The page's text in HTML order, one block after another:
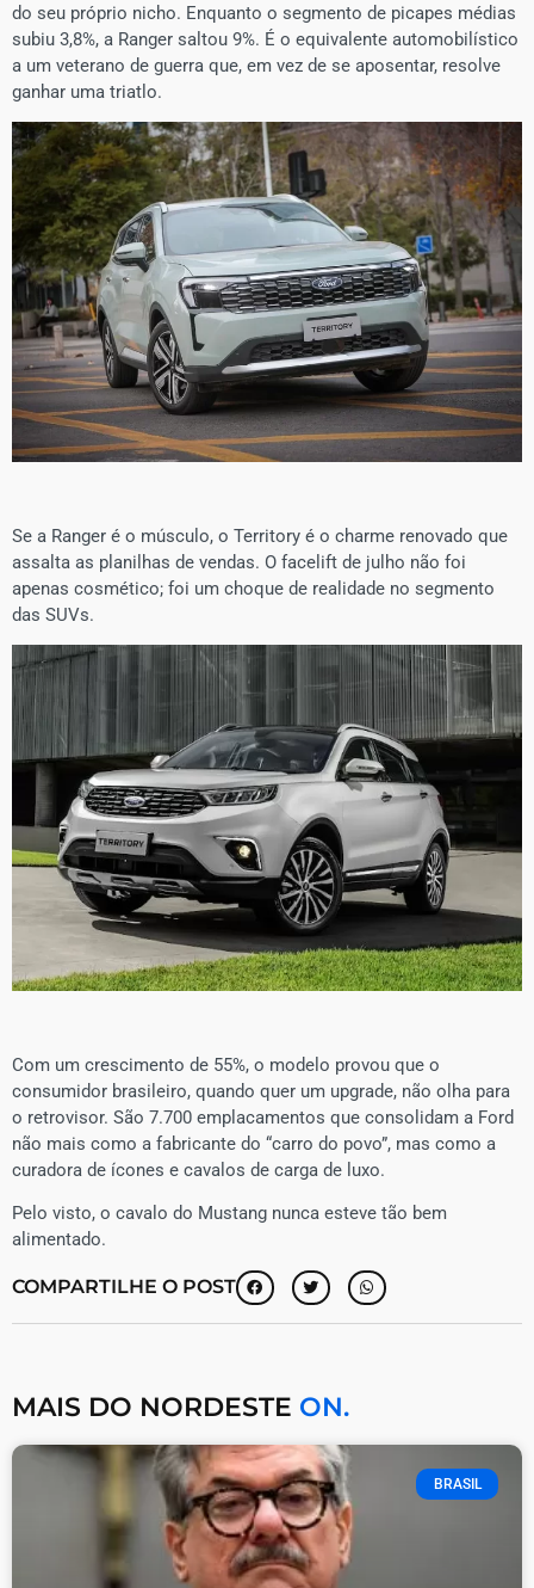
do seu próprio nicho. Enquanto o segmento de picapes médias
subiu 3,8%, a Ranger saltou 9%. É o equivalente automobilístico
a um veterano de guerra que, em vez de se aposentar, resolve
ganhar uma triatlo.
Se a Ranger é o músculo, o Territory é o charme renovado que
assalta as planilhas de vendas. O facelift de julho não foi
apenas cosmético; foi um choque de realidade no segmento
das SUVs.
Com um crescimento de 55%, o modelo provou que o
consumidor brasileiro, quando quer um upgrade, não olha para
o retrovisor. São 7.700 emplacamentos que consolidam a Ford
não mais como a fabricante do “carro do povo”, mas como a
curadora de ícones e cavalos de carga de luxo.
Pelo visto, o cavalo do Mustang nunca esteve tão bem
alimentado.
COMPARTILHE O POST
MAIS DO NORDESTE ON.
BRASIL